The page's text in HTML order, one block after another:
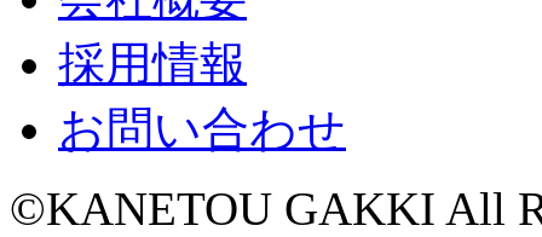
採用情報
お問い合わせ
©KANETOU GAKKI All